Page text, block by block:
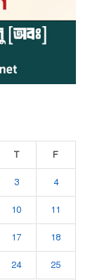
T F
3 4
10 11
17 18
24 25